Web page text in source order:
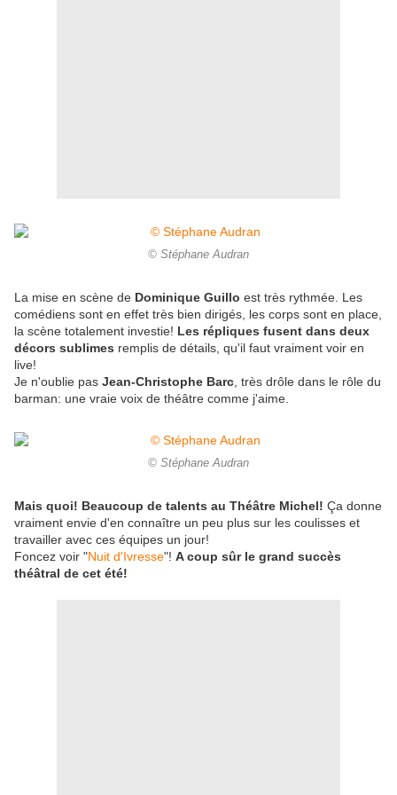
© Stéphane Audran
La mise en scène de Dominique Guillo est très rythmée. Les
comédiens sont en effet très bien dirigés, les corps sont en place,
la scène totalement investie! Les répliques fusent dans deux
décors sublimes remplis de détails, qu'il faut vraiment voir en
live!
Je n'oublie pas Jean-Christophe Barc , très drôle dans le rôle du
barman: une vraie voix de théâtre comme j'aime.
© Stéphane Audran
Mais quoi! Beaucoup de talents au Théâtre Michel! Ça donne
vraiment envie d'en connaître un peu plus sur les coulisses et
travailler avec ces équipes un jour!
Foncez voir "Nuit d'Ivresse"! A coup sûr le grand succès
théâtral de cet été!